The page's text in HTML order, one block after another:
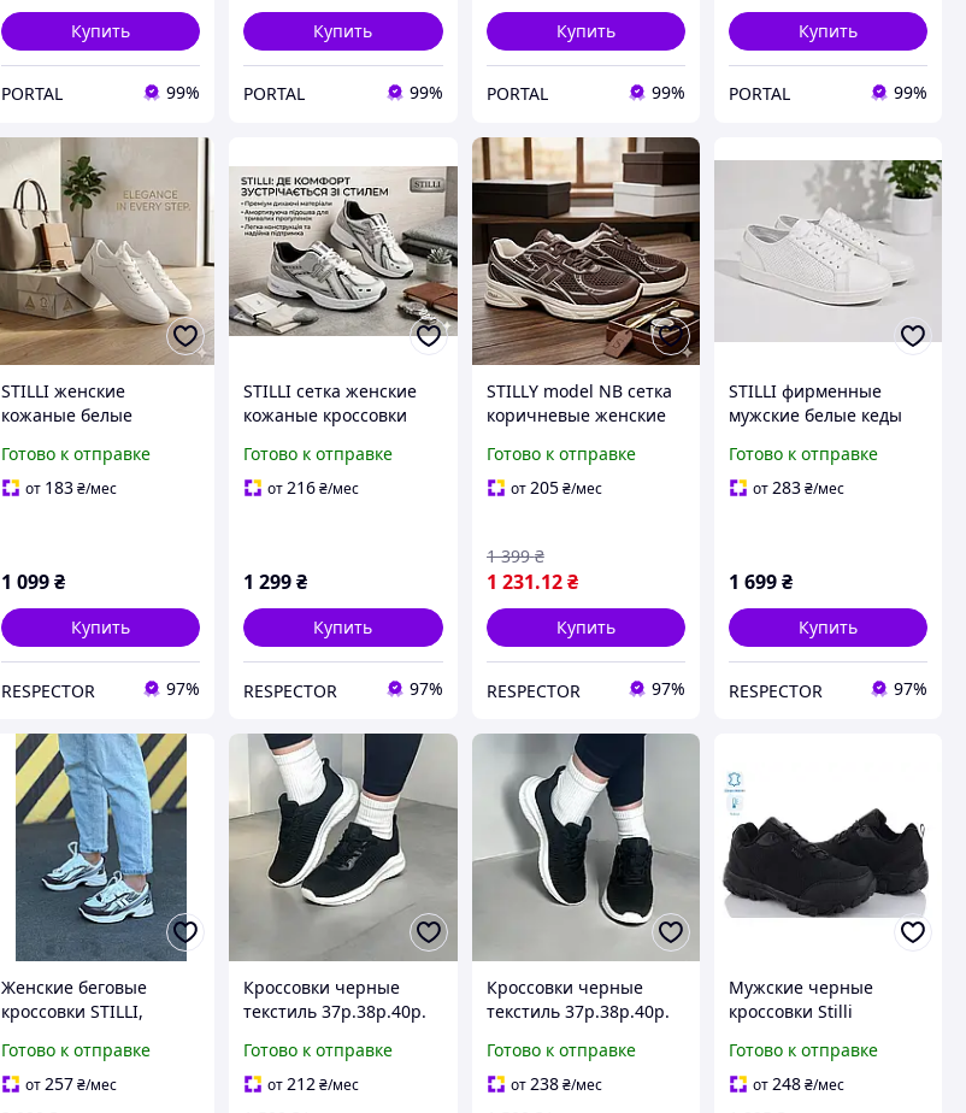
Купить
PORTAL 99%
Купить
PORTAL 99%
Купить
PORTAL 99%
Купить
PORTAL 99%
STILLI женские
кожаные белые
Готово к отправке
от 183₴/мес
1 099₴
Купить
RESPECTOR 97%
STILLI сетка женские
кожаные кроссовки
Готово к отправке
от216₴/мес
1 299₴
Купить
RESPECTOR 97%
STILLY model NB сетка
коричневые женские
Готово к отправке
от205 ₴/мес
1 231.12 ₴
1 399 ₴
Купить
RESPECTOR 97%
STILLI фирменные
мужские белые кеды
Готово к отправке
от283₴/мес
1 699₴
Купить
RESPECTOR 97%
Женские беговые
кроссовки STILLI,
кроссовки, женская
летняя обувь для бега
Готово к отправке
от257₴/мес
Кроссовки черные
текстиль 37р.38р.40р.
Готово к отправке
от212₴/мес
Кроссовки черные
текстиль 37р.38р.40р.
Готово к отправке
от238 ₴/мес
Мужские черные
кроссовки Stilli
(29.5 см)
Готово к отправке
от248₴/мес